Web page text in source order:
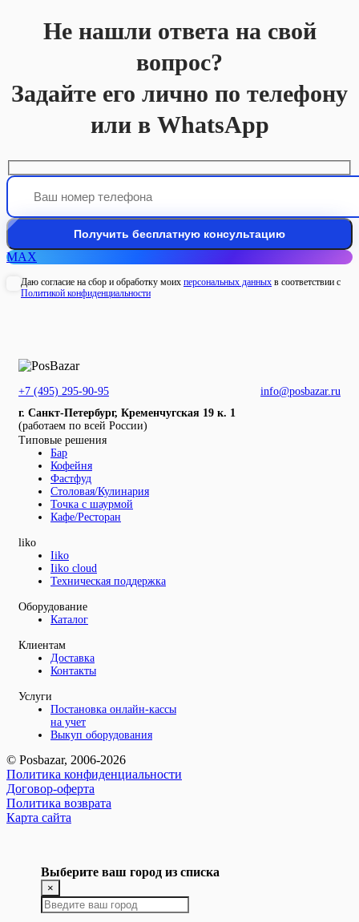
Не нашли ответа на свой
вопрос?
Задайте его лично по телефону
или в WhatsApp
MAX
Даю согласие на сбор и обработку моих персональных данных в соответствии с
Политикой конфиденциальности
+7 (495) 295-90-95
info@posbazar.ru
г. Санкт-Петербург, Кременчугская 19 к. 1
(работаем по всей России)
Типовые решения
Бар
Кофейня
Фастфуд
Столовая/Кулинария
Точка с шаурмой
Кафе/Ресторан
liko
Iiko
Iiko cloud
Техническая поддержка
Оборудование
Каталог
Клиентам
Доставка
Контакты
Услуги
Постановка онлайн-кассы
на учет
Выкуп оборудования
© Posbazar, 2006-2026
Политика конфиденциальности
Договор-оферта
Политика возврата
Карта сайта
Выберите ваш город из списка
×